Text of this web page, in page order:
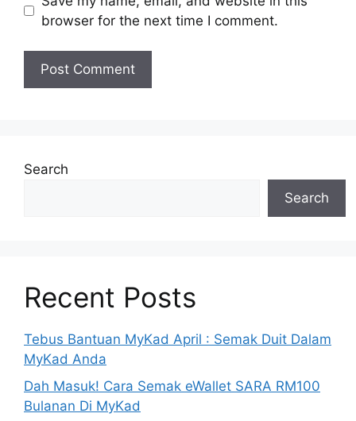
browser for the next time I comment.
Search
Search
Recent Posts
Tebus Bantuan MyKad April : Semak Duit Dalam
MyKad Anda
Dah Masuk! Cara Semak eWallet SARA RM100
Bulanan Di MyKad